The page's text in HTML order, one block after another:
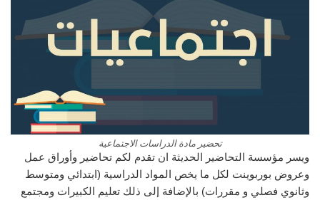
تحضير مادة الدراسات الاجتماعية
ويسر مؤسسة التحاضير الحديثة ان تقدم لكم تحاضير وأوراق عمل
وعروض بوربوينت لكل ما يخص المواد الدراسية (ابتدائي ومتوسط
وثانوي فصلي و مقررات) بالإضافة إلى ذلك تعليم الكبيرات ومجتمع